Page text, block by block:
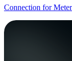
Connection for